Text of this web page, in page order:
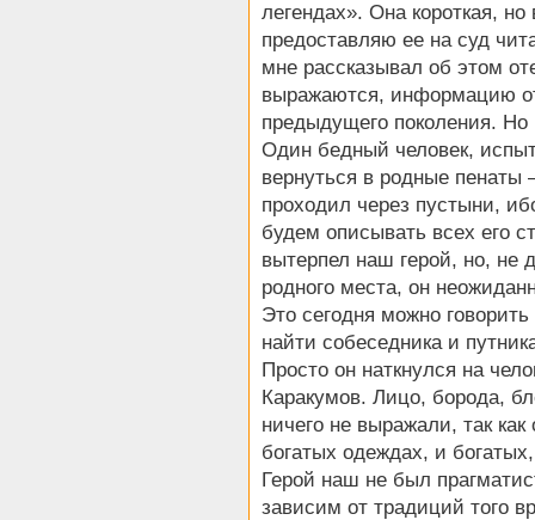
легендах». Она короткая,
предоставляю ее на суд
мне рассказывал об этом
выражаются, информацию
предыдущего поколения.
Один бедный человек,
вернуться в родные
проходил через пустыни,
будем описывать всех его
вытерпел наш герой, но, не
родного места, он
Это сегодня можно
найти собеседника и
Просто он наткнулся на
Каракумов. Лицо, борода,
ничего не выражали, так
богатых одеждах, и
Герой наш не был
зависим от традиций того